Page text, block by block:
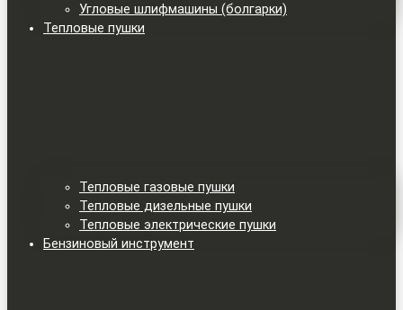
Угловые шлифмашины (болгарки)
Тепловые пушки
Тепловые газовые пушки
Тепловые дизельные пушки
Тепловые электрические пушки
Бензиновый инструмент